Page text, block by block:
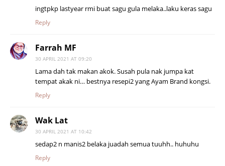
ingtpkp lastyear rmi buat sagu gula melaka..laku keras sagu
Reply
Farrah MF
30 APRIL 2021 AT 09:20
Lama dah tak makan akok. Susah pula nak jumpa kat
tempat akak ni… bestnya resepi2 yang Ayam Brand kongsi.
Reply
Wak Lat
30 APRIL 2021 AT 10:42
sedap2 n manis2 belaka juadah semua tuuhh.. huhuhu
Reply